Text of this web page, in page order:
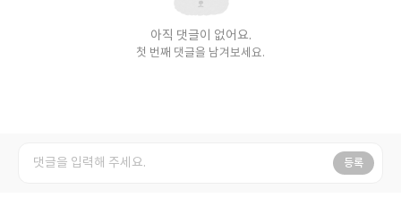
아직 댓글이 없어요.
첫 번째 댓글을 남겨보세요.
등록